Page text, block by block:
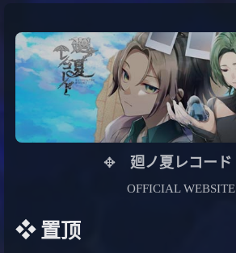
✥ 廻ノ夏レコード
OFFICIAL WEBSITE
❖ 置顶